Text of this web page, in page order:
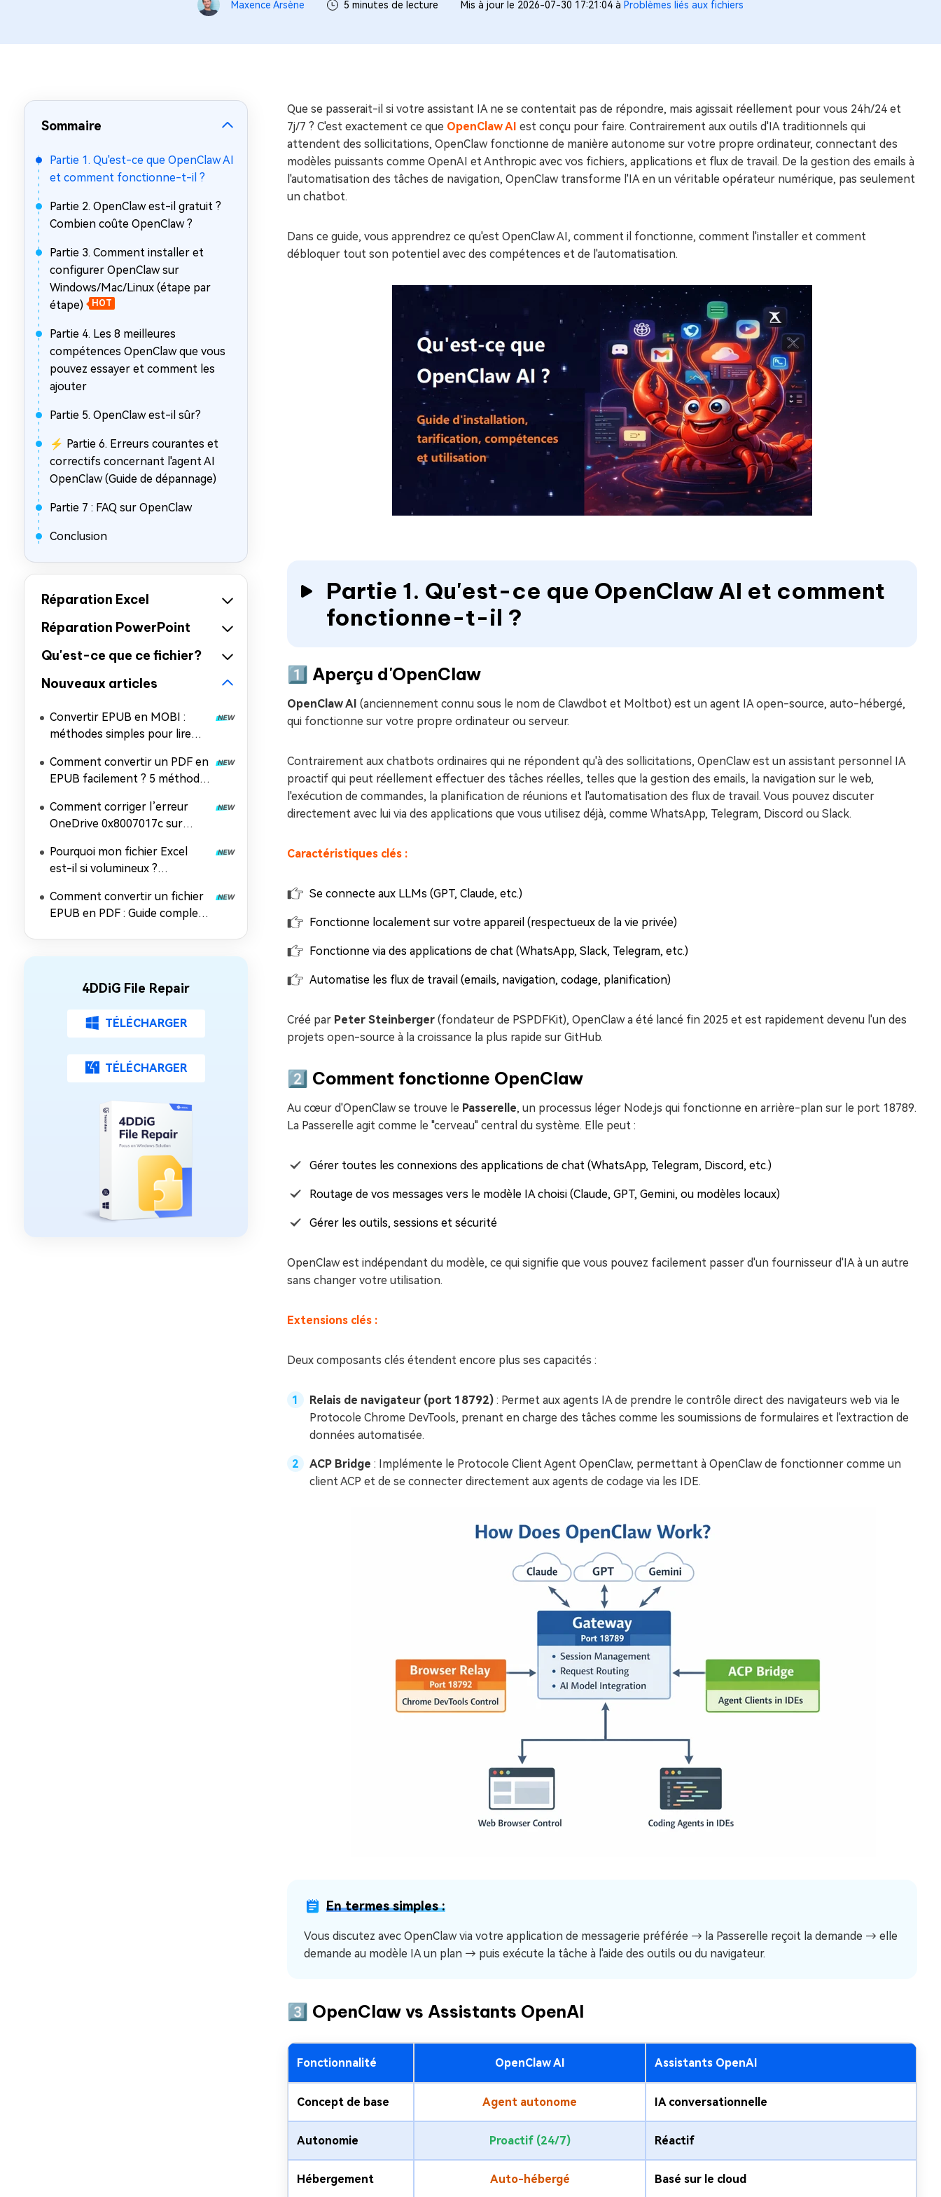
Réparer les fichiers PST/OST
en quelques minutes
Réparer les problèmes Mac
Maxence Arsène 5 minutes de lecture Mis à jour le 2026-07-30 17:21:04 à Problèmes liés aux fichiers
Sommaire
Partie 1. Qu'est-ce que OpenClaw AI
et comment fonctionne-t-il ?
Partie 2. OpenClaw est-il gratuit ?
Combien coûte OpenClaw ?
Partie 3. Comment installer et
configurer OpenClaw sur
Windows/Mac/Linux (étape par
étape)
HOT
Partie 4. Les 8 meilleures
compétences OpenClaw que vous
pouvez essayer et comment les
ajouter
Partie 5. OpenClaw est-il sûr?
⚡ Partie 6. Erreurs courantes et
correctifs concernant l'agent AI
OpenClaw (Guide de dépannage)
Partie 7 : FAQ sur OpenClaw
Conclusion
Réparation Excel
Réparation PowerPoint
Qu'est-ce que ce fichier?
Nouveaux articles
Convertir EPUB en MOBI :
méthodes simples pour lire
Comment convertir un PDF en
EPUB facilement ? 5 méthodes
Comment corriger l’erreur
OneDrive 0x8007017c sur
100 % efficace)
Pourquoi mon fichier Excel
est-il si volumineux ?
fichier Excel ?
Comment convertir un fichier
EPUB en PDF : Guide complet
4DDiG File Repair
TÉLÉCHARGER
TÉLÉCHARGER
Que se passerait-il si votre assistant IA ne se contentait pas de répondre, mais agissait réellement pour vous 24h/24 et
7j/7 ? C'est exactement ce que OpenClaw AI est conçu pour faire. Contrairement aux outils d'IA traditionnels qui
attendent des sollicitations, OpenClaw fonctionne de manière autonome sur votre propre ordinateur, connectant des
modèles puissants comme OpenAI et Anthropic avec vos fichiers, applications et flux de travail. De la gestion des emails à
l'automatisation des tâches de navigation, OpenClaw transforme l'IA en un véritable opérateur numérique, pas seulement
un chatbot.
Dans ce guide, vous apprendrez ce qu'est OpenClaw AI, comment il fonctionne, comment l'installer et comment
débloquer tout son potentiel avec des compétences et de l'automatisation.
Partie 1. Qu'est-ce que OpenClaw AI et comment
fonctionne-t-il ?
1️⃣ Aperçu d'OpenClaw
OpenClaw AI (anciennement connu sous le nom de Clawdbot et Moltbot) est un agent IA open-source, auto-hébergé,
qui fonctionne sur votre propre ordinateur ou serveur.
Contrairement aux chatbots ordinaires qui ne répondent qu'à des sollicitations, OpenClaw est un assistant personnel IA
proactif qui peut réellement effectuer des tâches réelles, telles que la gestion des emails, la navigation sur le web,
l'exécution de commandes, la planification de réunions et l'automatisation des flux de travail. Vous pouvez discuter
directement avec lui via des applications que vous utilisez déjà, comme WhatsApp, Telegram, Discord ou Slack.
Caractéristiques clés :
Se connecte aux LLMs (GPT, Claude, etc.)
Fonctionne localement sur votre appareil (respectueux de la vie privée)
Fonctionne via des applications de chat (WhatsApp, Slack, Telegram, etc.)
Automatise les flux de travail (emails, navigation, codage, planification)
Créé par Peter Steinberger (fondateur de PSPDFKit), OpenClaw a été lancé fin 2025 et est rapidement devenu l'un des
projets open-source à la croissance la plus rapide sur GitHub.
2️⃣ Comment fonctionne OpenClaw
Au cœur d'OpenClaw se trouve le Passerelle, un processus léger Node.js qui fonctionne en arrière-plan sur le port 18789.
La Passerelle agit comme le "cerveau" central du système. Elle peut :
Gérer toutes les connexions des applications de chat (WhatsApp, Telegram, Discord, etc.)
Routage de vos messages vers le modèle IA choisi (Claude, GPT, Gemini, ou modèles locaux)
Gérer les outils, sessions et sécurité
OpenClaw est indépendant du modèle, ce qui signifie que vous pouvez facilement passer d'un fournisseur d'IA à un autre
sans changer votre utilisation.
Extensions clés :
Deux composants clés étendent encore plus ses capacités :
Relais de navigateur (port 18792) : Permet aux agents IA de prendre le contrôle direct des navigateurs web via le
Protocole Chrome DevTools, prenant en charge des tâches comme les soumissions de formulaires et l'extraction de
données automatisée.
ACP Bridge : Implémente le Protocole Client Agent OpenClaw, permettant à OpenClaw de fonctionner comme un
client ACP et de se connecter directement aux agents de codage via les IDE.
En termes simples :
Vous discutez avec OpenClaw via votre application de messagerie préférée → la Passerelle reçoit la demande → elle
demande au modèle IA un plan → puis exécute la tâche à l'aide des outils ou du navigateur.
3️⃣ OpenClaw vs Assistants OpenAI
Fonctionnalité OpenClaw AI Assistants OpenAI
Concept de base Agent autonome IA conversationnelle
Autonomie Proactif (24/7) Réactif
Hébergement Auto-hébergé Basé sur le cloud